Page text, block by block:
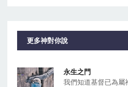
更多神對你說
永生之門
我們知道基督已為屬